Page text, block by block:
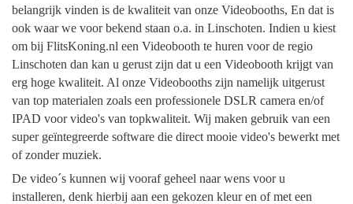
belangrijk vinden is de kwaliteit van onze Videobooths, En dat is
ook waar we voor bekend staan o.a. in Linschoten. Indien u kiest
om bij FlitsKoning.nl een Videobooth te huren voor de regio
Linschoten dan kan u gerust zijn dat u een Videobooth krijgt van
erg hoge kwaliteit. Al onze Videobooths zijn namelijk uitgerust
van top materialen zoals een professionele DSLR camera en/of
IPAD voor video's van topkwaliteit. Wij maken gebruik van een
super geïntegreerde software die direct mooie video's bewerkt met
of zonder muziek.
De video´s kunnen wij vooraf geheel naar wens voor u
installeren, denk hierbij aan een gekozen kleur en of met een